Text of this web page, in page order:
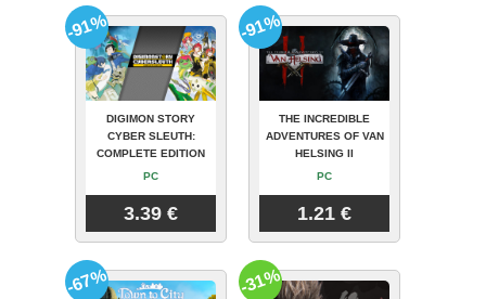
DIGIMON STORY
CYBER SLEUTH:
COMPLETE EDITION
PC
3.39 €
-91%
THE INCREDIBLE
ADVENTURES OF VAN
HELSING II
PC
1.21 €
-91%
-67% -31%